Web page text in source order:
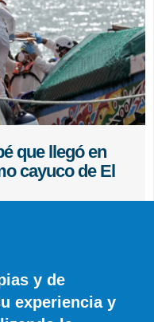
que llegó en
cayuco de El
y de
experiencia y